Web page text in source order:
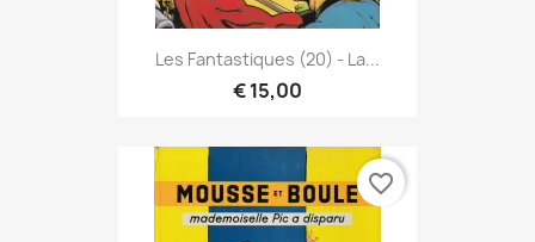
Les Fantastiques (20) - La...
€ 15,00
favorite_border